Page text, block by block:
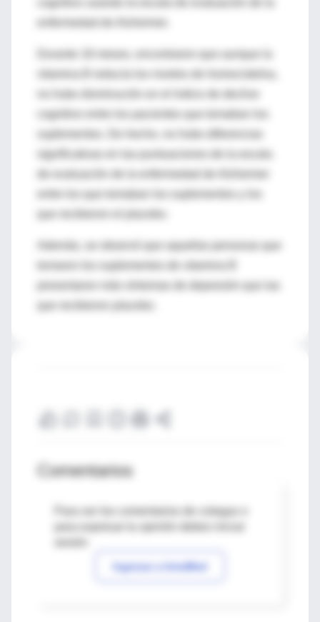
cognitivo usando la escala de evaluación de la
Durante 18 meses, encontraron que aunque la
cognitivo entre los pacientes que tomaban los
suplementos. De hecho, no hubo diferencias
significativas en las puntuaciones de la escala
entre los que tomaban los suplementos y los
Además, se observó que aquellas personas que
tomaron los suplementos de vitamina B
Comentarios
Para ver los comentarios de colegas o
Ingresar a IntraMed